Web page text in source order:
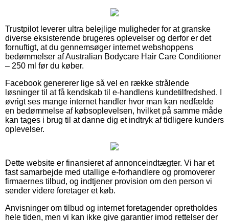
Trustpilot leverer ultra belejlige muligheder for at granske
diverse eksisterende brugeres oplevelser og derfor er det
fornuftigt, at du gennemsøger internet webshoppens
bedømmelser af Australian Bodycare Hair Care Conditioner
– 250 ml før du køber.
Facebook genererer lige så vel en række strålende
løsninger til at få kendskab til e-handlens kundetilfredshed. I
øvrigt ses mange internet handler hvor man kan nedfælde
en bedømmelse af købsoplevelsen, hvilket på samme måde
kan tages i brug til at danne dig et indtryk af tidligere kunders
oplevelser.
Dette website er finansieret af annonceindtægter. Vi har et
fast samarbejde med utallige e-forhandlere og promoverer
firmaernes tilbud, og indtjener provision om den person vi
sender videre foretager et køb.
Anvisninger om tilbud og internet foretagender opretholdes
hele tiden, men vi kan ikke give garantier imod rettelser der